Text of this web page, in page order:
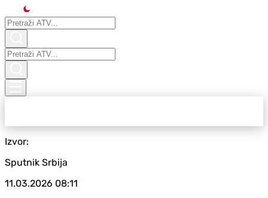
Izvor:
Sputnik Srbija
11.03.2026 08:11